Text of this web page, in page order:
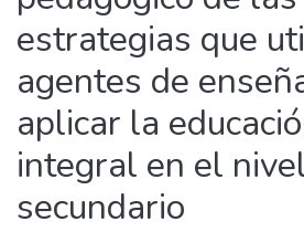
estrategias que
agentes de
aplicar la
integral en el
secundario